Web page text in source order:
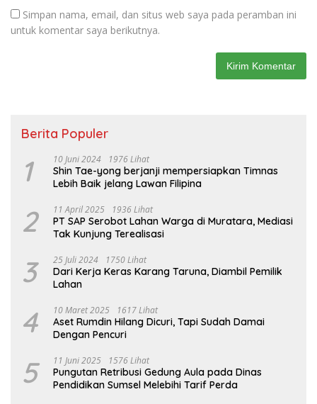
Simpan nama, email, dan situs web saya pada peramban ini
untuk komentar saya berikutnya.
Berita Populer
1 10 Juni 2024 1976 Lihat
Shin Tae-yong berjanji mempersiapkan Timnas
Lebih Baik jelang Lawan Filipina
2 11 April 2025 1936 Lihat
PT SAP Serobot Lahan Warga di Muratara, Mediasi
Tak Kunjung Terealisasi
3 25 Juli 2024 1750 Lihat
Dari Kerja Keras Karang Taruna, Diambil Pemilik
Lahan
4 10 Maret 2025 1617 Lihat
Aset Rumdin Hilang Dicuri, Tapi Sudah Damai
Dengan Pencuri
5 11 Juni 2025 1576 Lihat
Pungutan Retribusi Gedung Aula pada Dinas
Pendidikan Sumsel Melebihi Tarif Perda